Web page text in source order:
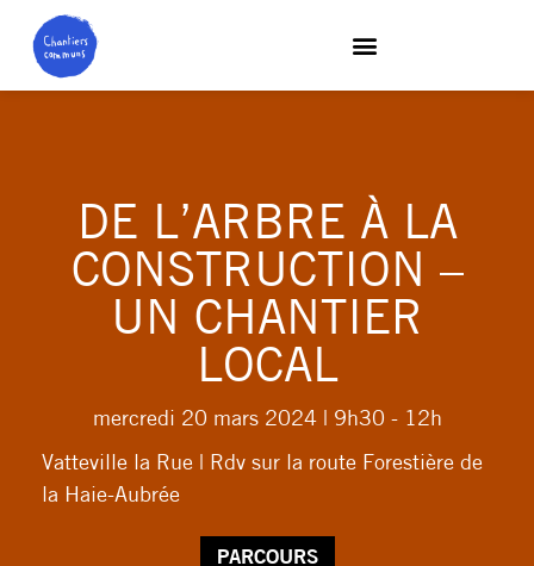
DE L’ARBRE À LA
CONSTRUCTION –
UN CHANTIER
LOCAL
mercredi 20 mars 2024| 9h30 - 12h
Vatteville la Rue | Rdv sur la route Forestière de
la Haie-Aubrée
PARCOURS